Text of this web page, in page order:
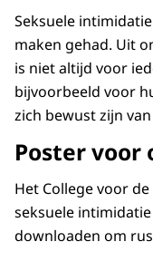
Seksuele
maken gehad. Uit
is niet altijd voor
bijvoorbeeld voor
zich bewust zijn
Poster voor
Het College voor
seksuele
downloaden om